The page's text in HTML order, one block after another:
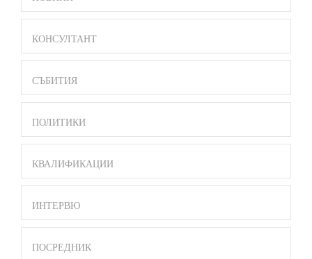
BAR
MENU
КОНСУЛТАНТ
СЪБИТИЯ
ПОЛИТИКИ
КВАЛИФИКАЦИИ
ИНТЕРВЮ
ПОСРЕДНИК